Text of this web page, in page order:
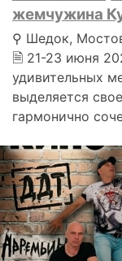
жемчужина
⚲ Шедок,
🗎 21-23 июня
удивительных
выделяется
гармонично